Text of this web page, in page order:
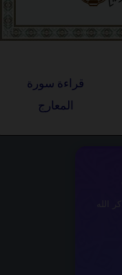
قراءة سورة
المعارج
الله